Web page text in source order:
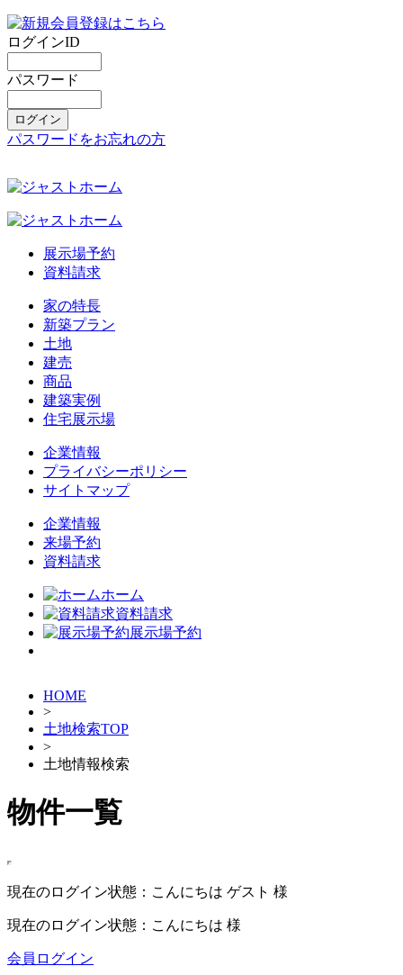
ログインID
パスワード
パスワードをお忘れの方
展示場予約
資料請求
家の特長
新築プラン
土地
建売
商品
建築実例
住宅展示場
企業情報
プライバシーポリシー
サイトマップ
企業情報
来場予約
資料請求
ホーム
資料請求
展示場予約
HOME
>
土地検索TOP
>
土地情報検索
物件一覧
現在のログイン状態：こんにちは ゲスト 様
現在のログイン状態：こんにちは 様
会員ログイン